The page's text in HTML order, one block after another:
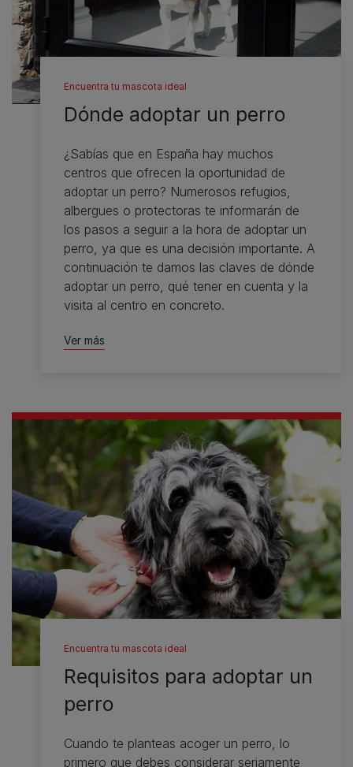
Encuentra tu mascota ideal
Dónde adoptar un perro
¿Sabías que en España hay muchos
centros que ofrecen la oportunidad de
adoptar un perro? Numerosos refugios,
albergues o protectoras te informarán de
los pasos a seguir a la hora de adoptar un
perro, ya que es una decisión importante. A
continuación te damos las claves de dónde
adoptar un perro, qué tener en cuenta y la
visita al centro en concreto.
Ver más
Encuentra tu mascota ideal
Requisitos para adoptar un
perro
Cuando te planteas acoger un perro, lo
primero que debes considerar seriamente